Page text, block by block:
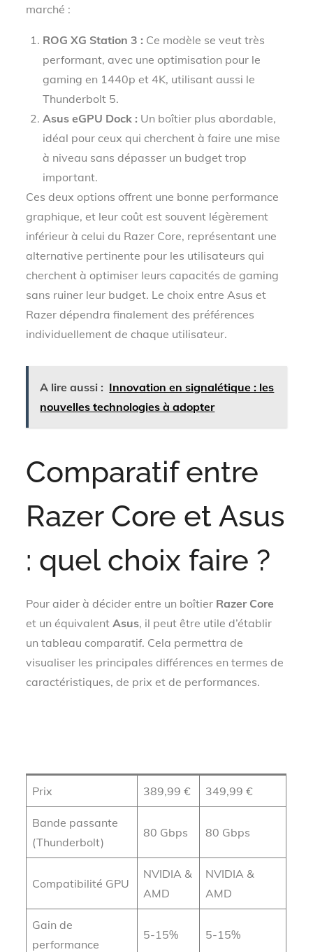
marché :
ROG XG Station 3 : Ce modèle se veut très
performant, avec une optimisation pour le
gaming en 1440p et 4K, utilisant aussi le
Thunderbolt 5.
Asus eGPU Dock : Un boîtier plus abordable,
idéal pour ceux qui cherchent à faire une mise
à niveau sans dépasser un budget trop
important.
Ces deux options offrent une bonne performance
graphique, et leur coût est souvent légèrement
inférieur à celui du Razer Core, représentant une
alternative pertinente pour les utilisateurs qui
cherchent à optimiser leurs capacités de gaming
sans ruiner leur budget. Le choix entre Asus et
Razer dépendra finalement des préférences
individuellement de chaque utilisateur.
A lire aussi : Innovation en signalétique : les
nouvelles technologies à adopter
Comparatif entre
Razer Core et Asus
: quel choix faire ?
Pour aider à décider entre un boîtier Razer Core
et un équivalentAsus, il peut être utile d’établir
un tableau comparatif. Cela permettra de
visualiser les principales différences en termes de
caractéristiques, de prix et de performances.
Prix 389,99 € 349,99 €
Bande passante
(Thunderbolt)
80 Gbps 80 Gbps
Compatibilité GPU
NVIDIA &
AMD
NVIDIA &
AMD
Gain de
performance
5-15% 5-15%